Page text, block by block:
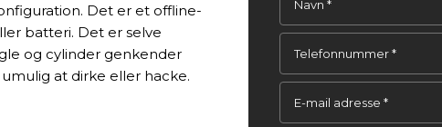
Det er et offline-
batteri. Det er selve
og cylinder genkender
at dirke eller hacke.